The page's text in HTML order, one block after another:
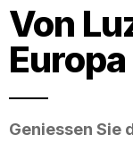
Von
Europa
Geniessen Sie